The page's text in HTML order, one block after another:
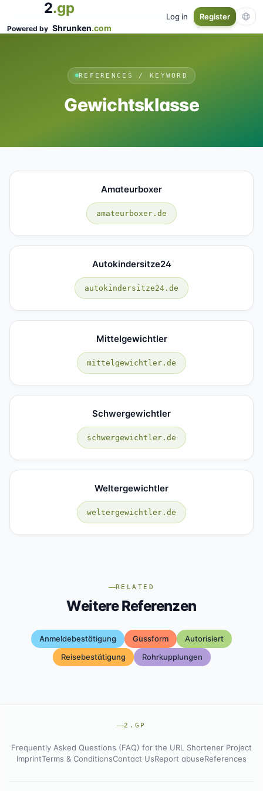
2.gp
Powered by Shrunken.com
Log in Register
REFERENCES / KEYWORD
Gewichtsklasse
Amateurboxer
amateurboxer.de
Autokindersitze24
autokindersitze24.de
Mittelgewichtler
mittelgewichtler.de
Schwergewichtler
schwergewichtler.de
Weltergewichtler
weltergewichtler.de
RELATED
Weitere Referenzen
Anmeldebestätigung Gussform
Autorisiert
Reisebestätigung
Rohrkupplungen
2.GP
Frequently Asked Questions (FAQ) for the URL Shortener Project
ImprintTerms & ConditionsContact UsReport abuseReferences